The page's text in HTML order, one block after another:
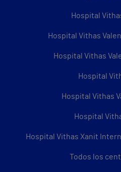
Hospital
Hospital Vithas
Hospital Vithas
Hospital
Hospital Vithas
Hospital
Hospital Vithas Xanit
Todos los